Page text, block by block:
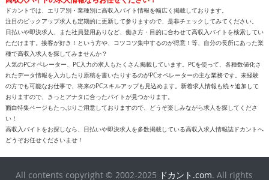
ドカントでは、エリア別・業種別に高収入バイト情報を幅広く掲載しております。
注目のピックアップ求人も定期的に更新して参りますので、是非チェックしてみてください。
日払いや即決求人、また社員登用ありなど、働き方・目的に合わせて高収入バイトを検索してい
ただけます。接客が好き！という方や、コツコツ集中するのが得意！等、自分の長所にあった業
種で高収入求人を探してみませんか？
人気のPCオペレーター、PC入力の求人もたくさん掲載しています。PCを使って、各種数値化さ
れたデータ情報を入力したり原稿を書いたりするのがPCオペレーターの主な業務です。未経験
の方でも可能なお仕事で、将来のPCスキルアップも見込めます。新着求人情報も続々追加して
おりますので、きっとアナタに合ったバイトが見つかります。
面白特集ページもたっぷりご用意しておりますので、どうぞ楽しみながら求人を探してくださ
い！
高収入バイトをお探しなら、日払いや即決求人を多数掲載している高収入求人情報誌ドカントへ
どうぞお任せくださいませ！
All contents copyright © 2002-2025 ドカント.com. All rights